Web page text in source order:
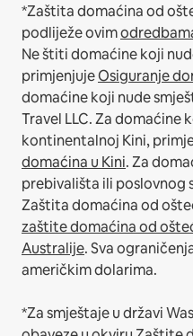
*Zaštita domaćina od
podliježe ovim
Ne štiti domaćine koji
primjenjujeOsiguranje
domaćine koji nude
Travel LLC.Za domaćine
kontinentalnoj Kini,
domaćina u Kini.Za
prebivališta ili poslovnog
Zaštita domaćina od
zaštite domaćina od
Australije. Sva
američkim dolarima.
*Za smještaje u državi